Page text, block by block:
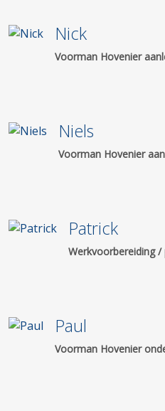
Nick
Voorman Hovenier
Niels
Voorman Hovenier
Patrick
Werkvoorbereiding /
Paul
Voorman Hovenier